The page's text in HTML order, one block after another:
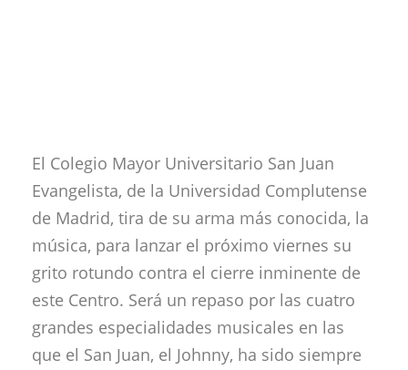
El Colegio Mayor Universitario San Juan
Evangelista, de la Universidad Complutense
de Madrid, tira de su arma más conocida, la
música, para lanzar el próximo viernes su
grito rotundo contra el cierre inminente de
este Centro. Será un repaso por las cuatro
grandes especialidades musicales en las
que el San Juan, el Johnny, ha sido siempre